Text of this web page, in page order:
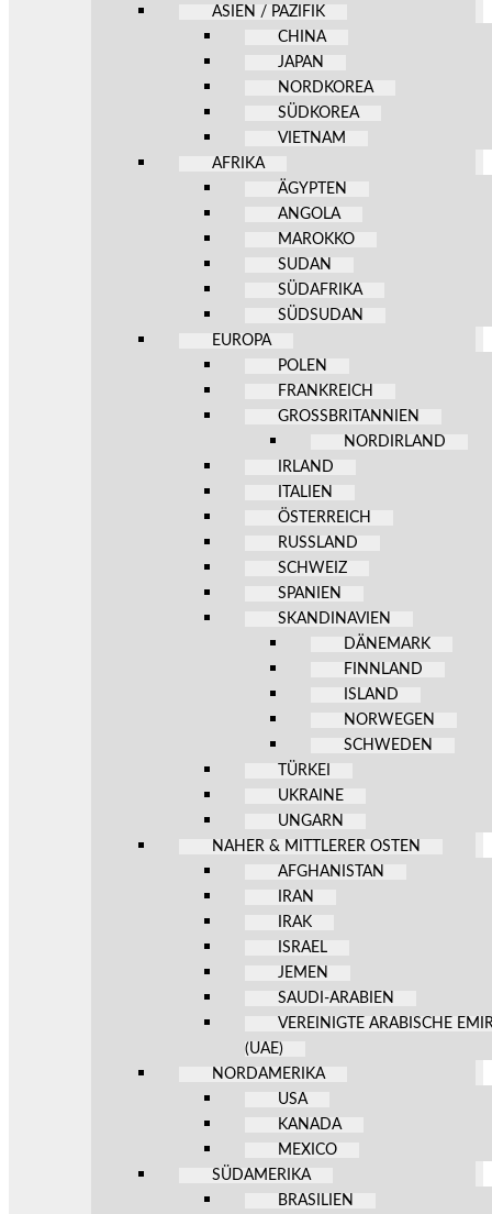
ASIEN / PAZIFIK
CHINA
JAPAN
NORDKOREA
SÜDKOREA
VIETNAM
AFRIKA
ÄGYPTEN
ANGOLA
MAROKKO
SUDAN
SÜDAFRIKA
SÜDSUDAN
EUROPA
POLEN
FRANKREICH
GROSSBRITANNIEN
NORDIRLAND
IRLAND
ITALIEN
ÖSTERREICH
RUSSLAND
SCHWEIZ
SPANIEN
SKANDINAVIEN
DÄNEMARK
FINNLAND
ISLAND
NORWEGEN
SCHWEDEN
TÜRKEI
UKRAINE
UNGARN
NAHER & MITTLERER OSTEN
AFGHANISTAN
IRAN
IRAK
ISRAEL
JEMEN
SAUDI-ARABIEN
VEREINIGTE ARABISCHE
(UAE)
NORDAMERIKA
USA
KANADA
MEXICO
SÜDAMERIKA
BRASILIEN